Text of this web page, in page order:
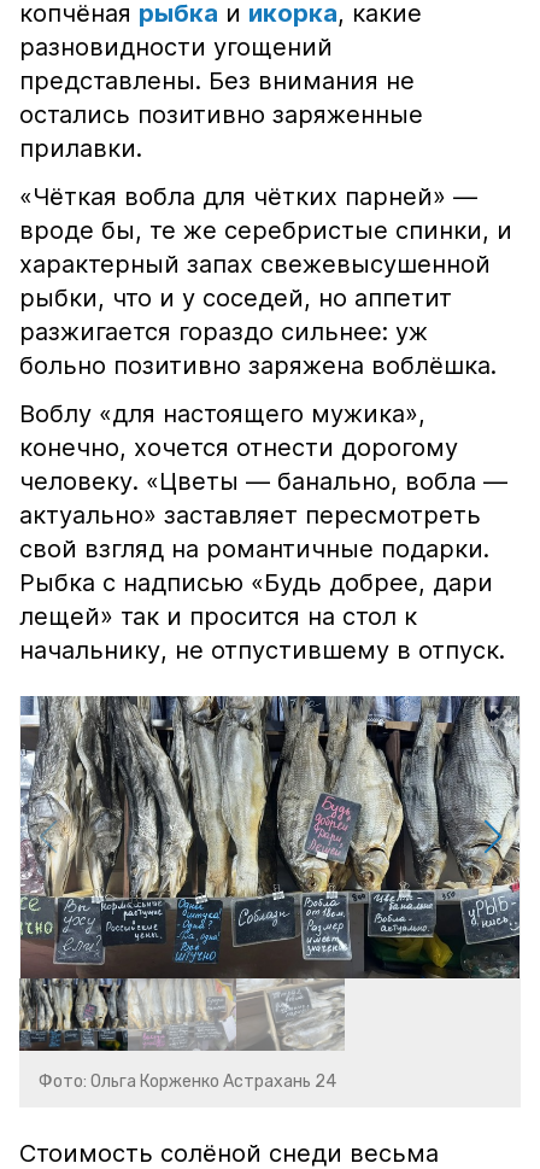
копчёная рыбка и икорка, какие
разновидности угощений
представлены. Без внимания не
остались позитивно заряженные
прилавки.
«Чёткая вобла для чётких парней» —
вроде бы, те же серебристые спинки, и
характерный запах свежевысушенной
рыбки, что и у соседей, но аппетит
разжигается гораздо сильнее: уж
больно позитивно заряжена воблёшка.
Воблу «для настоящего мужика»,
конечно, хочется отнести дорогому
человеку. «Цветы — банально, вобла —
актуально» заставляет пересмотреть
свой взгляд на романтичные подарки.
Рыбка с надписью «Будь добрее, дари
лещей» так и просится на стол к
начальнику, не отпустившему в отпуск.
Фото: Ольга Корженко Астрахань 24
Стоимость солёной снеди весьма